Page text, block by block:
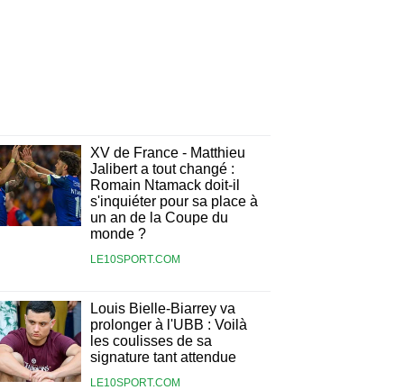
XV de France - Matthieu
Jalibert a tout changé :
Romain Ntamack doit-il
s'inquiéter pour sa place à
un an de la Coupe du
monde ?
LE10SPORT.COM
Louis Bielle-Biarrey va
prolonger à l'UBB : Voilà
les coulisses de sa
signature tant attendue
LE10SPORT.COM